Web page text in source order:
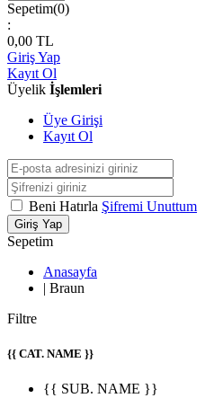
Sepetim(0)
:
0,00 TL
Giriş Yap
Kayıt Ol
Üyelik İşlemleri
Üye Girişi
Kayıt Ol
Beni Hatırla Şifremi Unuttum
Giriş Yap
Sepetim
Anasayfa
| Braun
Filtre
{{ CAT. NAME }}
{{ SUB. NAME }}